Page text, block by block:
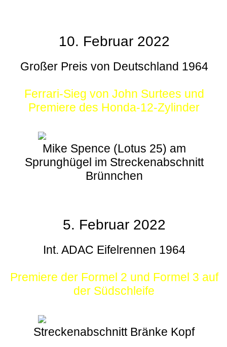
10. Februar 2022
Großer Preis von Deutschland 1964
Ferrari-Sieg von John Surtees und
Premiere des Honda-12-Zylinder
Mike Spence (Lotus 25) am
Sprunghügel im Streckenabschnitt
Brünnchen
5. Februar 2022
Int. ADAC Eifelrennen 1964
Premiere der Formel 2 und Formel 3 auf
der Südschleife
Streckenabschnitt Bränke Kopf